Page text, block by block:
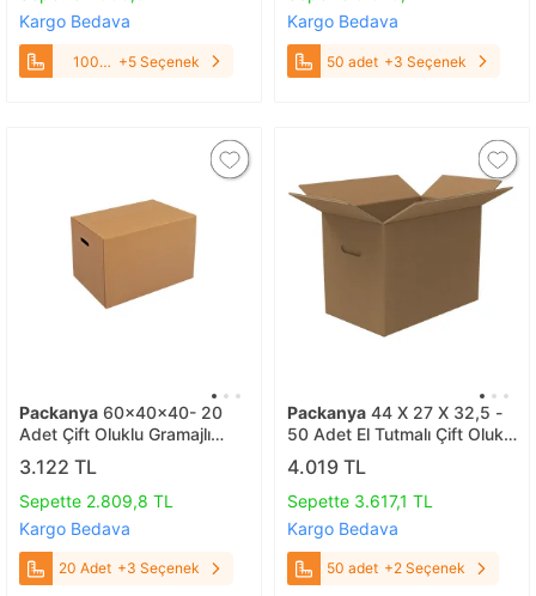
Kargo Bedava
100
+5 Seçenek
Kargo Bedava
50 adet +3 Seçenek
Packanya 60x40x40- 20
Adet Çift Oluklu Gramajlı
Koliler 20 Adet
3.122 TL
Sepette 2.809,8 TL
Kargo Bedava
20 Adet +3 Seçenek
Packanya 44 X 27 X 32,5 -
50 Adet El Tutmalı Çift Oluklu
Taşıma Kolisi 50 adet
4.019 TL
Sepette 3.617,1 TL
Kargo Bedava
50 adet +2 Seçenek